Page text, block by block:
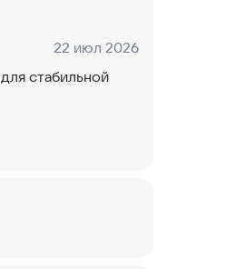
Дата:
22 июл 2026
стабильной